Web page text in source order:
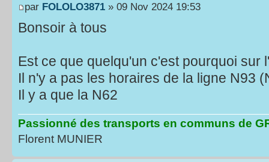
par FOLOLO3871 » 09 Nov 2024 19:53
Bonsoir à tous
Est ce que quelqu'un c'est pourquoi sur
Il n'y a pas les horaires de la ligne N93
Il y a que la N62
Passionné des transports en communs de
Florent MUNIER